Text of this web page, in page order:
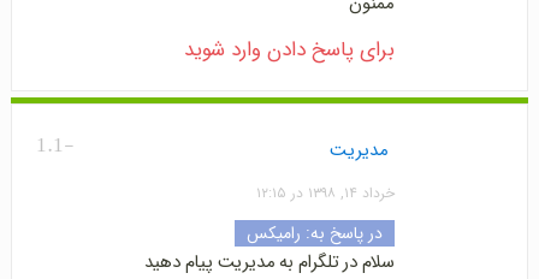
برای پاسخ دادن وارد شوید
-1.1 مدیریت
خرداد ۱۴, ۱۳۹۸ در ۱۲:۱۵
در پاسخ به: رامیکس
سلام در تلگرام به مدیریت پیام دهید